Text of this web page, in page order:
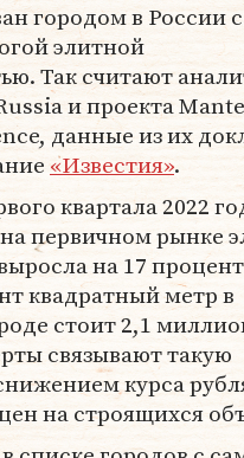
городом в России с
элитной
Так считают
и проекта
данные из их
«Известия».
квартала 2022
первичном рынке
на 17
квадратный метр в
стоит 2,1
связывают такую
курса
на строящихся